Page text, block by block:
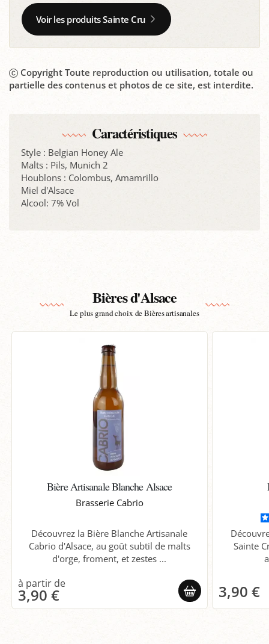
Voir les produits Sainte Cru
Copyright Toute reproduction ou utilisation, totale ou
partielle des contenus et photos de ce site, est interdite.
Caractéristiques
Style : Belgian Honey Ale
Malts : Pils, Munich 2
Houblons : Colombus, Amamrillo
Miel d'Alsace
Alcool: 7% Vol
Bières d'Alsace
Le plus grand choix de Bières artisanales
Bière Artisanale Blanche Alsace
Brasserie Cabrio
Découvrez la Bière Blanche Artisanale
Cabrio d'Alsace, au goût subtil de malts
d'orge, froment, et zestes ...
3,90 €
Sainte
3,90 €